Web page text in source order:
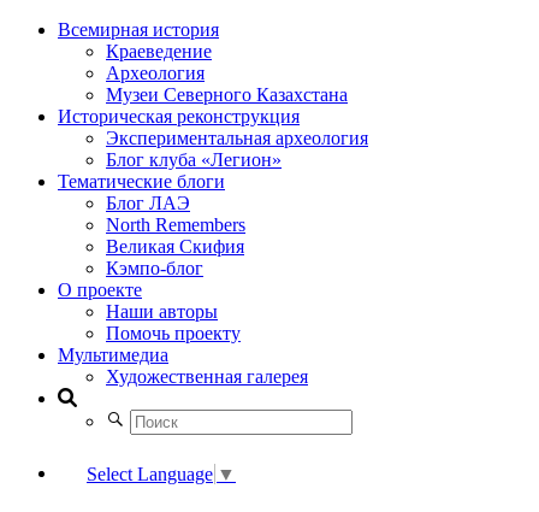
Всемирная история
Краеведение
Археология
Музеи Северного Казахстана
Историческая реконструкция
Экспериментальная археология
Блог клуба «Легион»
Тематические блоги
Блог ЛАЭ
North Remembers
Великая Скифия
Кэмпо-блог
О проекте
Наши авторы
Помочь проекту
Мультимедиа
Художественная галерея
Select Language ▼